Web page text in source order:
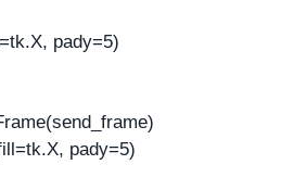
pady=5)
pady=5)